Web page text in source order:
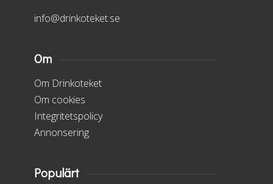
info@drinkoteket.se
Om
Om Drinkoteket
Om cookies
Integritetspolicy
Annonsering
Populärt